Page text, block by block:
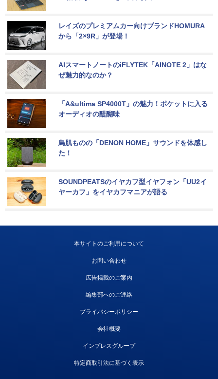
レイズのプレミアムカー向けブランドHOMURA
から「2×9R」が登場！
AIスマートノートのiFLYTEK「AINOTE 2」はな
ぜ魅力的なのか？
「A&ultima SP4000T」の魅力！ポケットに入る
オーディオの醍醐味
鳥肌ものの「DENON HOME」サウンドを体感し
た！
SOUNDPEATSのイヤカフ型イヤフォン「UU2イ
ヤーカフ」をイヤカフマニアが語る
本サイトのご利用について
お問い合わせ
広告掲載のご案内
編集部へのご連絡
プライバシーポリシー
会社概要
インプレスグループ
特定商取引法に基づく表示